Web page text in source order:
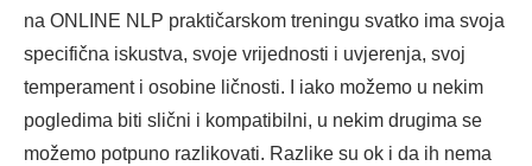
na ONLINE NLP praktičarskom treningu svatko ima svoja
specifična iskustva, svoje vrijednosti i uvjerenja, svoj
temperament i osobine ličnosti. I iako možemo u nekim
pogledima biti slični i kompatibilni, u nekim drugima se
možemo potpuno razlikovati. Razlike su ok i da ih nema